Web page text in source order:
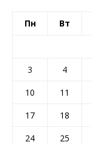
Пн Вт
3
4
10
11
17
18
24
25